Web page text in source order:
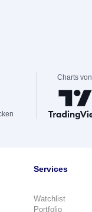
Charts von
Services
Watchlist
Portfolio